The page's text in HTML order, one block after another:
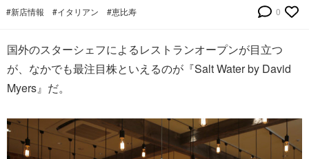
#新店情報 #イタリアン #恵比寿 0
国外のスターシェフによるレストランオープンが目立つ
が、なかでも最注目株といえるのが『Salt Water by David
Myers』だ。